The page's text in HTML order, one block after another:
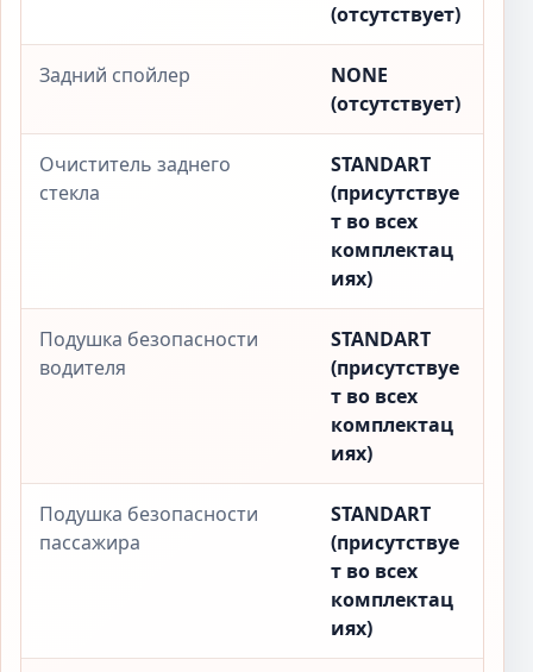
(отсутствует)
Задний спойлер
NONE
(отсутствует)
Очиститель заднего
стекла
STANDART
(присутствуе
т во всех
комплектац
иях)
Подушка безопасности
водителя
STANDART
(присутствуе
т во всех
комплектац
иях)
Подушка безопасности
пассажира
STANDART
(присутствуе
т во всех
комплектац
иях)